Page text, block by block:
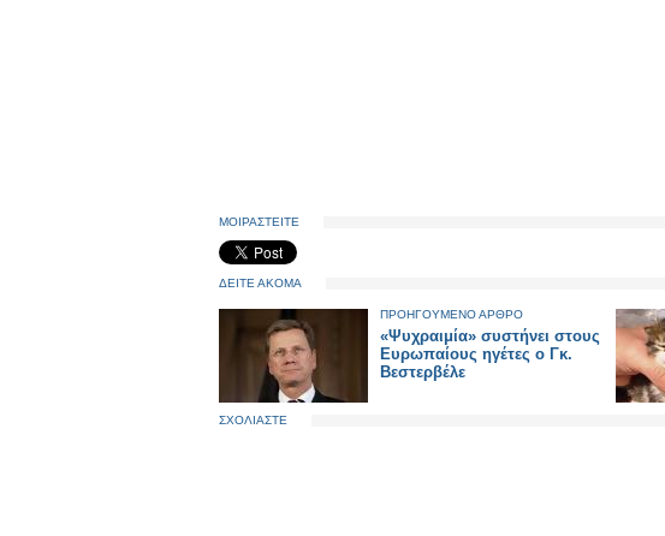
ΜΟΙΡΑΣΤΕΙΤΕ
ΔΕΙΤΕ ΑΚΟΜΑ
ΠΡΟΗΓΟΥΜΕΝΟ ΑΡΘΡΟ
«Ψυχραιμία» συστήνει στους
Ευρωπαίους ηγέτες ο Γκ.
Βεστερβέλε
ΣΧΟΛΙΑΣΤΕ